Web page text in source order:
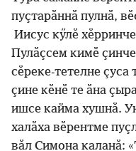
пуҫтарӑннӑ пулнӑ,
Иисус кӳлӗ
Пулӑҫсем кимӗ
сӗреке-тетелне ҫуса
ҫине кӗнӗ те ӑна
ишсе кайма хушнӑ.
халӑха вӗрентме
вӑл Симона каланӑ: